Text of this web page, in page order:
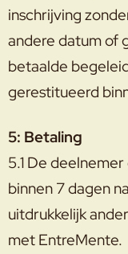
inschrijving
andere datum of
betaalde
gerestitueerd
5: Betaling
5.1 De
binnen 7 dagen
uitdrukkelijk
met EntreMente.